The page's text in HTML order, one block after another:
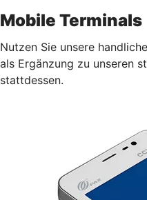
Mobile Terminals
Nutzen Sie unsere
als Ergänzung zu unseren
stattdessen.